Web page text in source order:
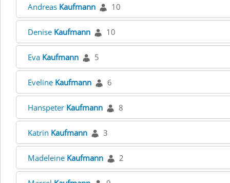
Andreas Kaufmann 10
Denise Kaufmann 10
Eva Kaufmann 5
Eveline Kaufmann 6
Hanspeter Kaufmann 8
Katrin Kaufmann 3
Madeleine Kaufmann 2